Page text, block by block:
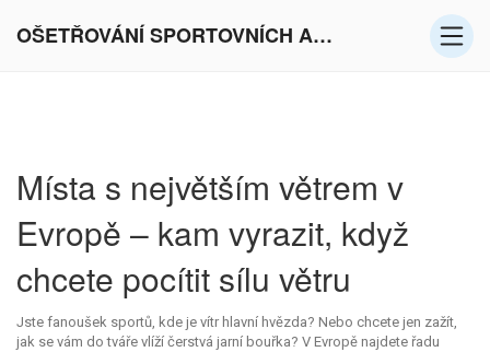
OŠETŘOVÁNÍ SPORTOVNÍCH AKTIVIT V EVROPĚ
Místa s největším větrem v
Evropě – kam vyrazit, když
chcete pocítit sílu větru
Jste fanoušek sportů, kde je vítr hlavní hvězda? Nebo chcete jen zažít,
jak se vám do tváře vlíží čerstvá jarní bouřka? V Evropě najdete řadu